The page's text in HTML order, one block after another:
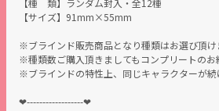
【種 類】ランダム封入・全12種
【サイズ】91mm×55mm
※ブラインド販売商品となり種類はお選び頂け
※種類数ご購入頂きましてもコンプリートのお
※ブラインドの特性上、同じキャラクターが続
❤︎------------------❤︎